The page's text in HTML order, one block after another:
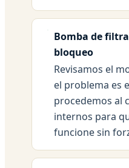
Bomba de
bloqueo
Revisamos el
el problema es
procedemos al
internos para
funcione sin